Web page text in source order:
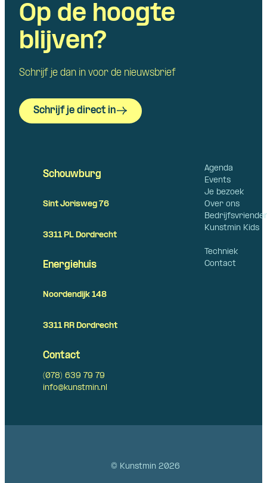
Op de hoogte
blijven?
Schrijf je dan in voor de nieuwsbrief
Schrijf je direct in
Agenda
Events
Je bezoek
Over ons
Kunstmin Kids
Techniek
Contact
Schouwburg
Sint Jorisweg 76
3311 PL Dordrecht
Energiehuis
Noordendijk 148
3311 RR Dordrecht
Contact
(078) 639 79 79
info@kunstmin.nl
© Kunstmin 2026